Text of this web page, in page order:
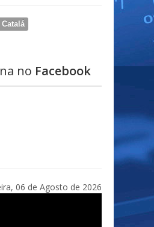
no Facebook
06 de Agosto de 2026